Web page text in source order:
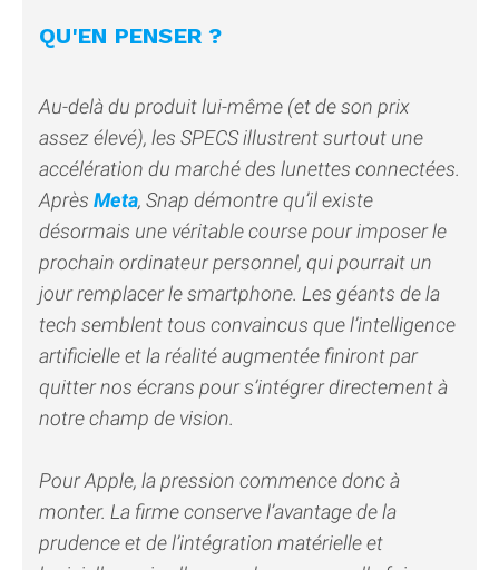
QU'EN PENSER ?
Au-delà du produit lui-même (et de son prix
assez élevé), les SPECS illustrent surtout une
accélération du marché des lunettes connectées.
Après Meta, Snap démontre qu’il existe
désormais une véritable course pour imposer le
prochain ordinateur personnel, qui pourrait un
jour remplacer le smartphone. Les géants de la
tech semblent tous convaincus que l’intelligence
artificielle et la réalité augmentée finiront par
quitter nos écrans pour s’intégrer directement à
notre champ de vision.
Pour Apple, la pression commence donc à
monter. La firme conserve l’avantage de la
prudence et de l’intégration matérielle et